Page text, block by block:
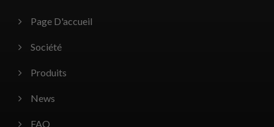
Page D'accueil
Société
Produits
News
FAQ